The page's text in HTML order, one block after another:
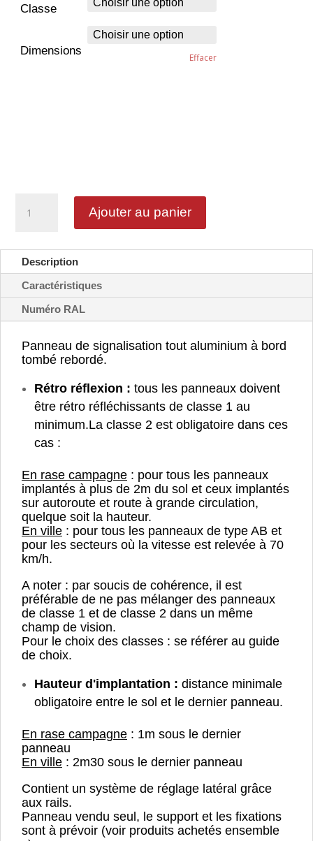
Classe
Dimensions
Effacer
de
sens
giratoire
AB25
Ajouter au panier
Description
Caractéristiques
Numéro RAL
Panneau de signalisation tout aluminium à bord
tombé rebordé.
Rétro réflexion : tous les panneaux doivent
être rétro réfléchissants de classe 1 au
minimum.La classe 2 est obligatoire dans ces
cas :
En rase campagne : pour tous les panneaux
implantés à plus de 2m du sol et ceux implantés
sur autoroute et route à grande circulation,
quelque soit la hauteur.
En ville : pour tous les panneaux de type AB et
pour les secteurs où la vitesse est relevée à 70
km/h.
A noter : par soucis de cohérence, il est
préférable de ne pas mélanger des panneaux
de classe 1 et de classe 2 dans un même
champ de vision.
Pour le choix des classes : se référer au guide
de choix.
Hauteur d'implantation : distance minimale
obligatoire entre le sol et le dernier panneau.
En rase campagne : 1m sous le dernier
panneau
En ville : 2m30 sous le dernier panneau
Contient un système de réglage latéral grâce
aux rails.
Panneau vendu seul, le support et les fixations
sont à prévoir (voir produits achetés ensemble